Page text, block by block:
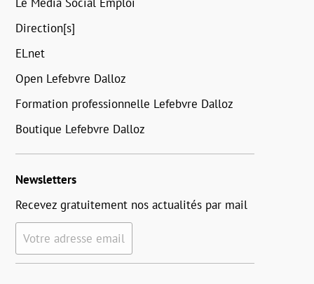
Direction[s]
ELnet
Open Lefebvre Dalloz
Formation professionnelle Lefebvre Dalloz
Boutique Lefebvre Dalloz
Newsletters
Recevez gratuitement nos actualités par mail
Votre adresse email